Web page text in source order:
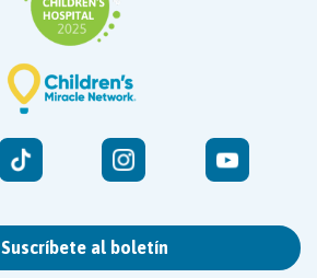
Suscríbete al boletín